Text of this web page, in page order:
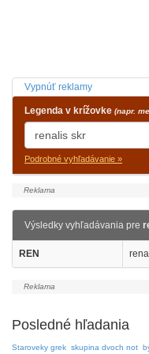
Vypnúť reklamy
Legenda v krížovke (napr.
Podrobné vyhľadávanie »
Výsledky vyhľadávania pre
REN
Posledné hľadania
Staroveky grek skupina dvoch not